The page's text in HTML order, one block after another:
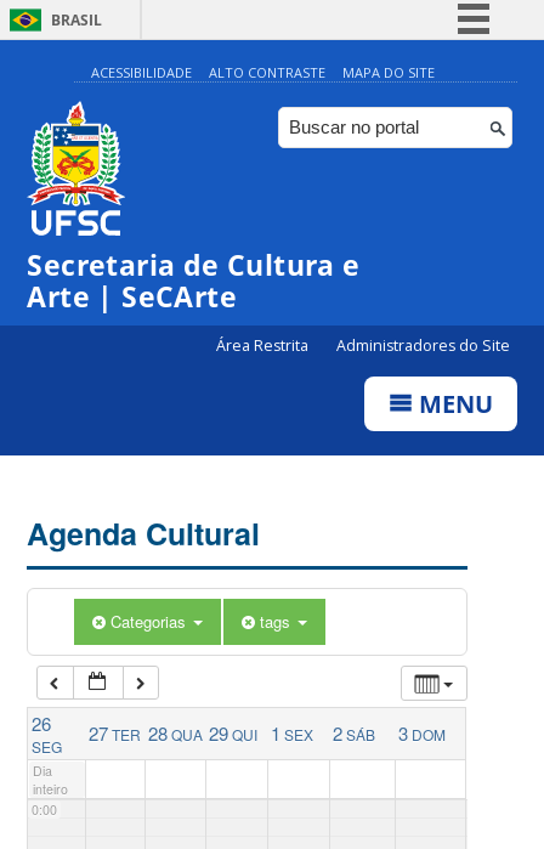
BRASIL
Simplifique!
Comunica BR
Participe
ACESSIBILIDADE ALTO CONTRASTE MAPA DO SITE
Secretaria de Cultura e
Arte | SeCArte
Área Restrita Administradores do Site
MENU
Agenda Cultural
Categorias tags
26
SEG
27TER 28QUA 29QUI 1 SEX 2SÁB 3 DOM
Dia
inteiro
0:00